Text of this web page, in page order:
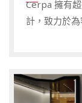
Cerpa 擁有
計，致力於